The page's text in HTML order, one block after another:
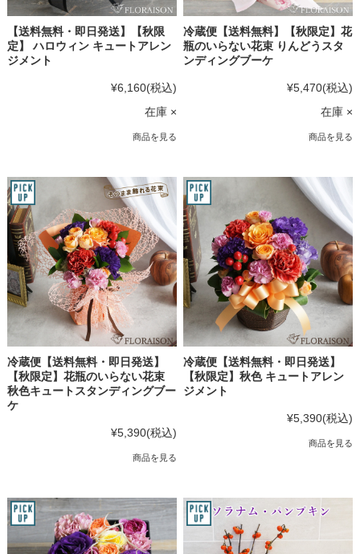
【送料無料・即日発送】【秋限
定】 ハロウィン キュートアレン
ジメント
¥6,160(税込)
在庫 ×
商品を見る
冷蔵便【送料無料】【秋限定】花
瓶のいらない花束 りんどうスタ
ンディングブーケ
¥5,470(税込)
在庫 ×
商品を見る
冷蔵便【送料無料・即日発送】
【秋限定】花瓶のいらない花束
秋色キュートスタンディングブー
ケ
¥5,390(税込)
商品を見る
冷蔵便【送料無料・即日発送】
【秋限定】秋色 キュートアレン
ジメント
¥5,390(税込)
商品を見る